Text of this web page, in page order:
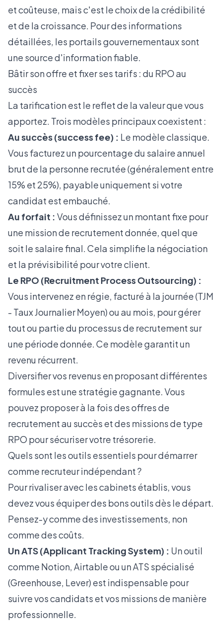
et coûteuse, mais c'est le choix de la crédibilité
et de la croissance. Pour des informations
détaillées, les portails gouvernementaux sont
une source d'information fiable.
Bâtir son offre et fixer ses tarifs : du RPO au
succès
La tarification est le reflet de la valeur que vous
apportez. Trois modèles principaux coexistent :
Au succès (success fee) : Le modèle classique.
Vous facturez un pourcentage du salaire annuel
brut de la personne recrutée (généralement entre
15% et 25%), payable uniquement si votre
candidat est embauché.
Au forfait : Vous définissez un montant fixe pour
une mission de recrutement donnée, quel que
soit le salaire final. Cela simplifie la négociation
et la prévisibilité pour votre client.
Le RPO (Recruitment Process Outsourcing) :
Vous intervenez en régie, facturé à la journée (TJM
- Taux Journalier Moyen) ou au mois, pour gérer
tout ou partie du processus de recrutement sur
une période donnée. Ce modèle garantit un
revenu récurrent.
Diversifier vos revenus en proposant différentes
formules est une stratégie gagnante. Vous
pouvez proposer à la fois desoffres de
recrutement au succès et des missions de type
RPO pour sécuriser votre trésorerie.
Quels sont les outils essentiels pour démarrer
comme recruteur indépendant ?
Pour rivaliser avec les cabinets établis, vous
devez vous équiper des bons outils dès le départ.
Pensez-y comme des investissements, non
comme des coûts.
Un ATS (Applicant Tracking System) : Un outil
comme Notion, Airtable ou un ATS spécialisé
(Greenhouse, Lever) est indispensable pour
suivre vos candidats et vos missions de manière
professionnelle.